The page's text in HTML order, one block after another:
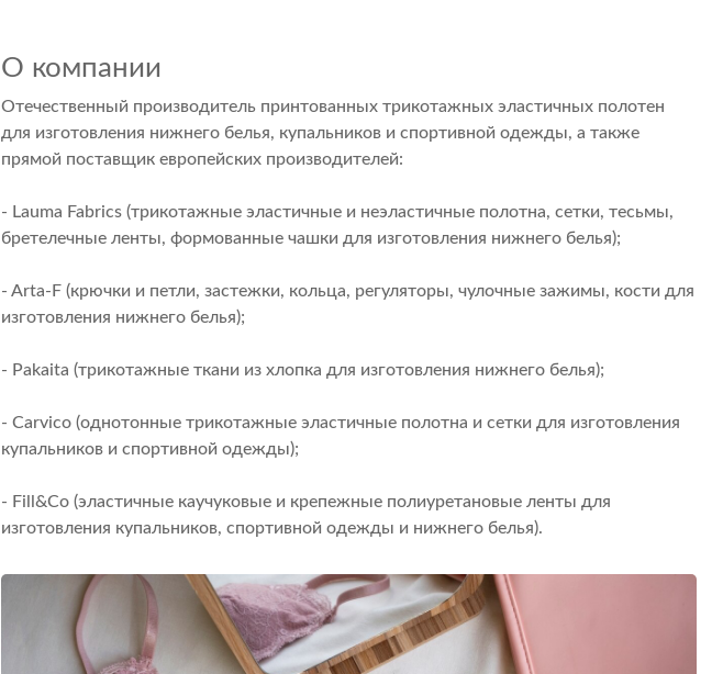
О компании
Отечественный производитель принтованных трикотажных эластичных полотен
для изготовления нижнего белья, купальников и спортивной одежды, а также
прямой поставщик европейских производителей:
- Lauma Fabrics (трикотажные эластичные и неэластичные полотна, сетки, тесьмы,
бретелечные ленты, формованные чашки для изготовления нижнего белья);
- Arta-F (крючки и петли, застежки, кольца, регуляторы, чулочные зажимы, кости для
изготовления нижнего белья);
- Pakaita (трикотажные ткани из хлопка для изготовления нижнего белья);
- Carvico (однотонные трикотажные эластичные полотна и сетки для изготовления
купальников и спортивной одежды);
- Fill&Co (эластичные каучуковые и крепежные полиуретановые ленты для
изготовления купальников, спортивной одежды и нижнего белья).